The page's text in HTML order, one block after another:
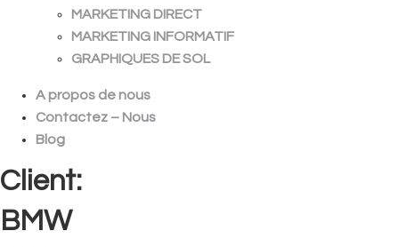
MARKETING DIRECT
MARKETING INFORMATIF
GRAPHIQUES DE SOL
A propos de nous
Contactez – Nous
Blog
Client:
BMW